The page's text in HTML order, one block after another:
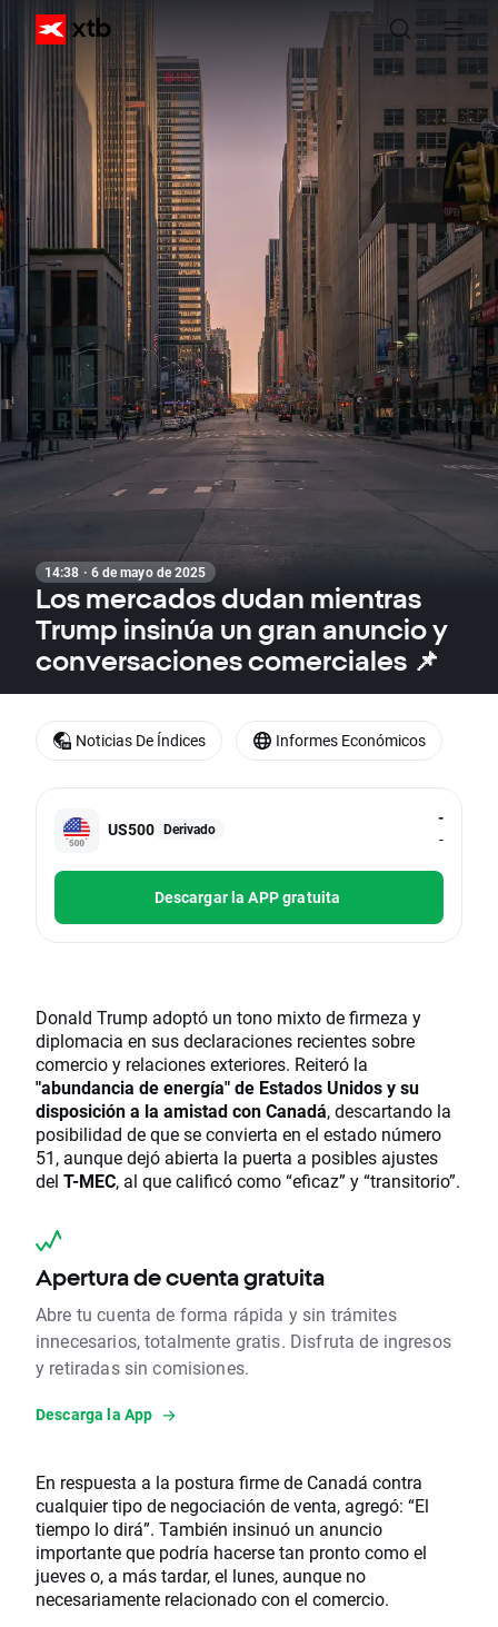
14:38 · 6 de mayo de 2025
Los mercados dudan mientras
Trump insinúa un gran anuncio y
conversaciones comerciales 📌
US500 Derivado
-
-
Descargar la APP gratuita
Donald Trump adoptó un tono mixto de firmeza y
diplomacia en sus declaraciones recientes sobre
comercio y relaciones exteriores. Reiteró la
"abundancia de energía" de Estados Unidos y su
disposición a la amistad con Canadá, descartando la
posibilidad de que se convierta en el estado número
51, aunque dejó abierta la puerta a posibles ajustes
del T-MEC, al que calificó como “eficaz” y “transitorio”.
Apertura de cuenta gratuita
Abre tu cuenta de forma rápida y sin trámites
innecesarios, totalmente gratis. Disfruta de ingresos
y retiradas sin comisiones.
Descarga la App
En respuesta a la postura firme de Canadá contra
cualquier tipo de negociación de venta, agregó: “El
tiempo lo dirá”. También insinuó un anuncio
importante que podría hacerse tan pronto como el
jueves o, a más tardar, el lunes, aunque no
necesariamente relacionado con el comercio.
Noticias De Índices Informes Económicos